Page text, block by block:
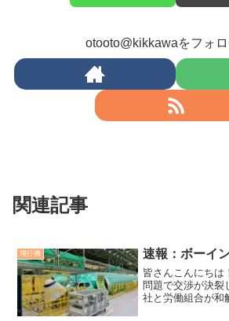
otooto@kikkawaをフォ
関連記事
飛行機 速報：ボーイ
皆さんこんにちは
問題で交渉が決裂
社と労働組合が和